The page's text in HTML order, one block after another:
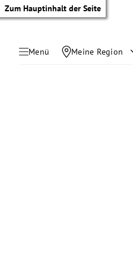
Zum Hauptinhalt der Seite
Menü Meine Region